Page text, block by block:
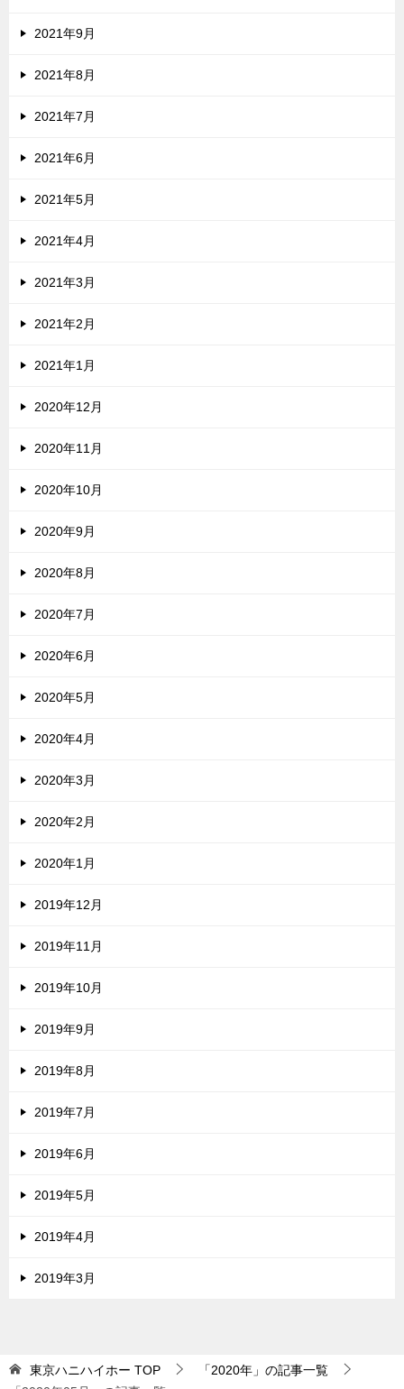
2021年9月
2021年8月
2021年7月
2021年6月
2021年5月
2021年4月
2021年3月
2021年2月
2021年1月
2020年12月
2020年11月
2020年10月
2020年9月
2020年8月
2020年7月
2020年6月
2020年5月
2020年4月
2020年3月
2020年2月
2020年1月
2019年12月
2019年11月
2019年10月
2019年9月
2019年8月
2019年7月
2019年6月
2019年5月
2019年4月
2019年3月
東京ハニハイホー TOP
「2020年」の記事一覧